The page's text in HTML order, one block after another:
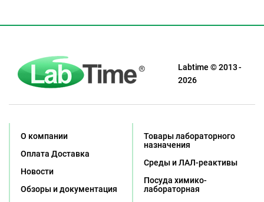
Labtime © 2013 -
2026
О компании
Оплата Доставка
Новости
Обзоры и документация
Товары лабораторного
назначения
Среды и ЛАЛ-реактивы
Посуда химико-
лабораторная